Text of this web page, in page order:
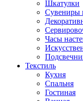
Шкатулки
Сувениры
Часы
Текстиль
Кухня
Спальня
Гостиная